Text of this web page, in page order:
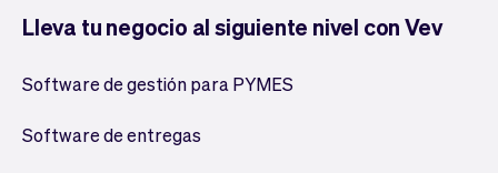
Lleva tu negocio al siguiente nivel con Vev
Software de gestión para PYMES
Software de entregas